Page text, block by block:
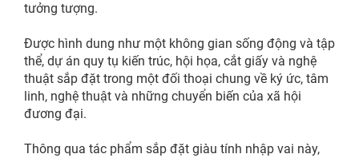
tưởng tượng.
Được hình dung như một không gian sống động và tập
thể, dự án quy tụ kiến trúc, hội họa, cắt giấy và nghệ
thuật sắp đặt trong một đối thoại chung về ký ức, tâm
linh, nghệ thuật và những chuyển biến của xã hội
đương đại.
Thông qua tác phẩm sắp đặt giàu tính nhập vai này,